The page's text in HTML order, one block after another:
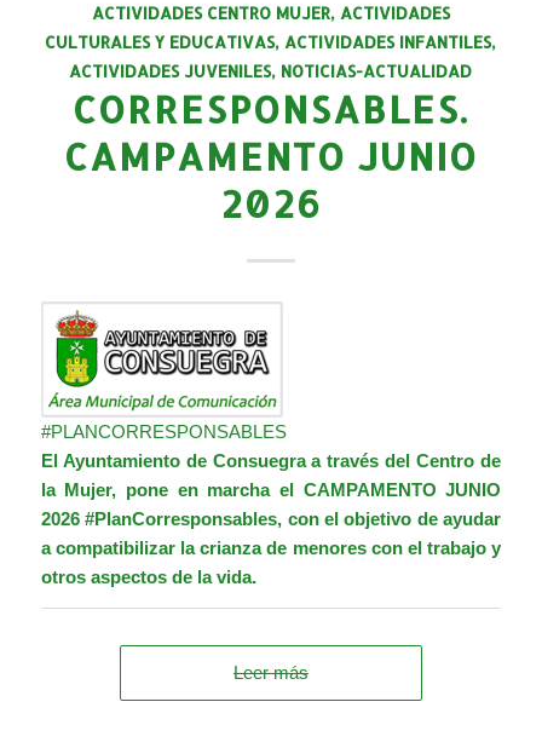
ACTIVIDADES CENTRO MUJER, ACTIVIDADES
CULTURALES Y EDUCATIVAS, ACTIVIDADES INFANTILES,
ACTIVIDADES JUVENILES, NOTICIAS-ACTUALIDAD
CORRESPONSABLES.
CAMPAMENTO JUNIO
2026
#PLANCORRESPONSABLES
El Ayuntamiento de Consuegra a través delCentro de
la Mujer, pone en marcha el CAMPAMENTO JUNIO
2026#PlanCorresponsables, con el objetivo de ayudar
a compatibilizar la crianza de menores con el trabajo y
otros aspectos de la vida.
Leer más